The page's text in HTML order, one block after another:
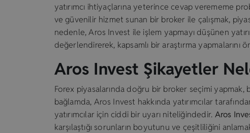
yatırımcı ihtiyaçlarına yeterince cevap verememe
ve güvenilir hizmet sunan bir broker ile çalışmak,
nedenle, Aros Invest ile işlem yapmayı düşünen
değerlendirerek, kapsamlı bir araştırma yapmalarını
Aros Invest Şikayetler
Forex piyasalarında doğru bir broker seçimi yapmak,
bağlamda, Aros Invest hakkında yatırımcılar
yatırımcılar için ciddi bir uyarı niteliğindedir. Aros
karşılaştığı sorunların boyutunu ve çeşitliliğini